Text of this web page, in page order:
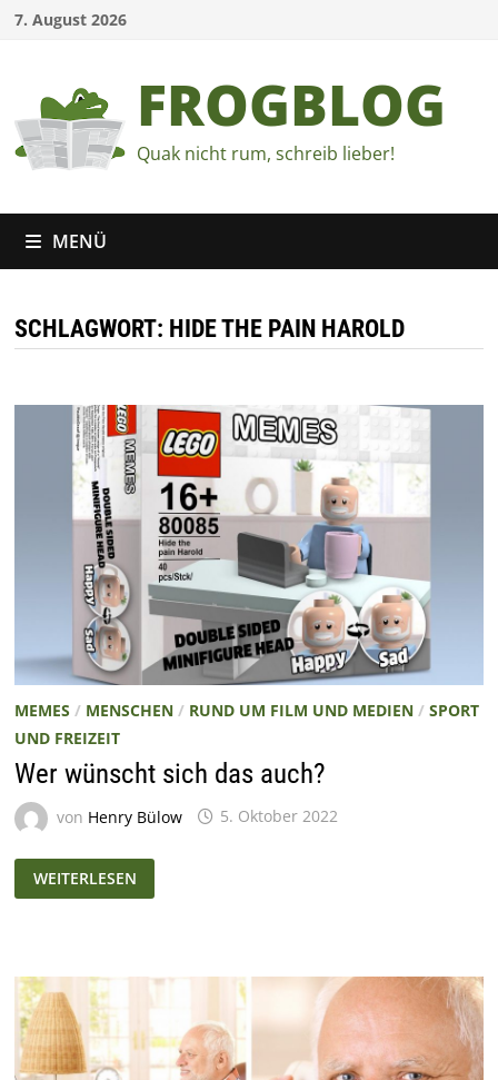
Zum7. August 2026
FROGBLOG
Quak nicht rum, schreib lieber!
MENÜ
SCHLAGWORT: HIDE THE PAIN HAROLD
MEMES / MENSCHEN/ RUND UM FILM UND MEDIEN/ SPORT
UND FREIZEIT
Wer wünscht sich das auch?
von Henry Bülow 5. Oktober 2022
WER
WÜNSCHT
SICH
WEITERLESEN